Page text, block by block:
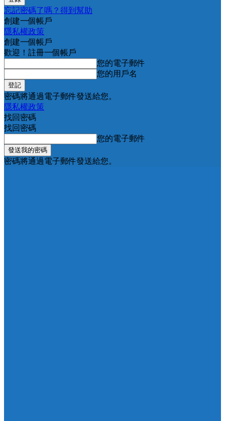
忘記密碼了嗎？得到幫助
創建一個帳戶
隱私權政策
創建一個帳戶
歡迎！註冊一個帳戶
您的電子郵件
您的用戶名
密碼將通過電子郵件發送給您。
隱私權政策
找回密碼
找回密碼
您的電子郵件
密碼將通過電子郵件發送給您。